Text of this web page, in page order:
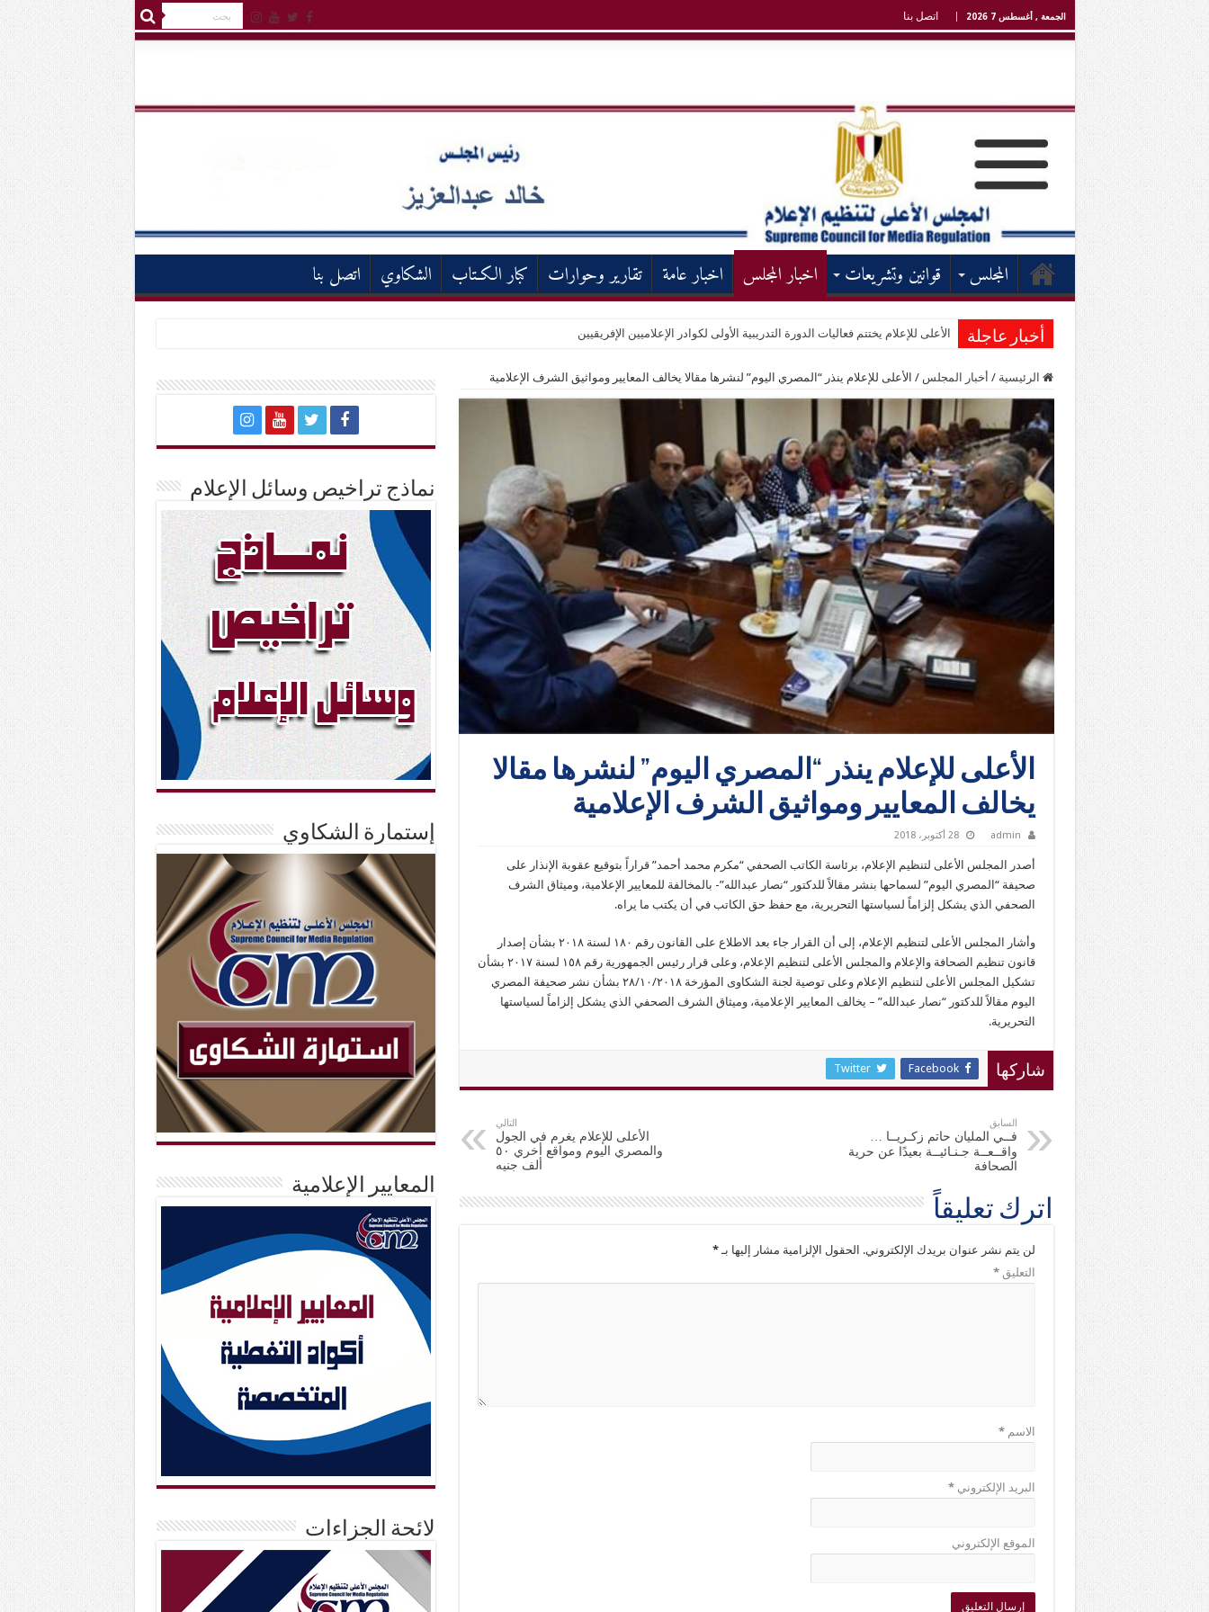
الجمعة , أغسطس 7 2026 اتصل بنا
المجلس قوانين وتشريعات اخبار المجلس اخبار عامة تقارير وحوارات كبار الكـتاب الشكاوي اتصل بنا
أخبار عاجلة الأعلى للإعلام يختتم فعاليات الدورة التدريبية الأولى لكوادر الإعلاميين الإفريقيين
الرئيسية / أخبار المجلس / الأعلى للإعلام ينذر “المصري اليوم” لنشرها مقالا يخالف المعايير ومواثيق الشرف الإعلامية
الأعلى للإعلام ينذر “المصري اليوم” لنشرها مقالا
يخالف المعايير ومواثيق الشرف الإعلامية
admin 28 أكتوبر، 2018
أصدر المجلس الأعلى لتنظيم الإعلام، برئاسة الكاتب الصحفي “مكرم محمد أحمد” قراراً بتوقيع عقوبة الإنذار على
صحيفة “المصري اليوم” لسماحها بنشر مقالاً للدكتور “نصار عبدالله”- بالمخالفة للمعايير الإعلامية، وميثاق الشرف
الصحفي الذي يشكل إلزاماً لسياستها التحريرية، مع حفظ حق الكاتب في أن يكتب ما يراه.
وأشار المجلس الأعلى لتنظيم الإعلام، إلى أن القرار جاء بعد الاطلاع على القانون رقم ١٨٠ لسنة ٢٠١٨ بشأن إصدار
قانون تنظيم الصحافة والإعلام والمجلس الأعلى لتنظيم الإعلام، وعلى قرار رئيس الجمهورية رقم ١٥٨ لسنة ٢٠١٧ بشأن
تشكيل المجلس الأعلى لتنظيم الإعلام وعلى توصية لجنة الشكاوى المؤرخة ٢٨/١٠/٢٠١٨ بشأن نشر صحيفة المصري
اليوم مقالاً للدكتور “نصار عبدالله” – يخالف المعايير الإعلامية، وميثاق الشرف الصحفي الذي يشكل إلزاماً لسياستها
التحريرية.
شاركها Facebook
Twitter
السابق
فــي المليان حاتم زكـريــا …
واقــعــة جـنـائيــة بعيدًا عن حرية
الصحافة
التالي
الأعلى للإعلام يغرم في الجول
والمصري اليوم ومواقع أخري ٥٠
ألف جنيه
اترك تعليقاً
لن يتم نشر عنوان بريدك الإلكتروني. الحقول الإلزامية مشار إليها بـ*
التعليق*
الاسم*
البريد الإلكتروني*
الموقع الإلكتروني
نماذج تراخيص وسائل الإعلام
إستمارة الشكاوي
المعايير الإعلامية
لائحة الجزاءات